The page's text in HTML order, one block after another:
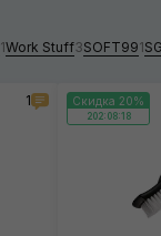
1Work Stuff3SOFT991
1 Скидка 20%
202:08:17